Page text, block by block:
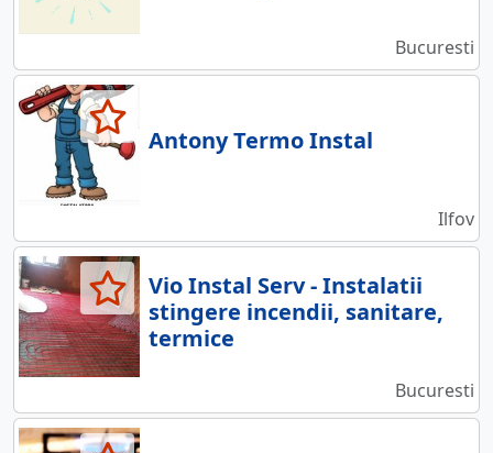
Bucuresti
Antony Termo Instal
Ilfov
Vio Instal Serv - Instalatii
stingere incendii, sanitare,
termice
Bucuresti